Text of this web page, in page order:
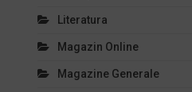
Literatura
Magazin Online
Magazine Generale